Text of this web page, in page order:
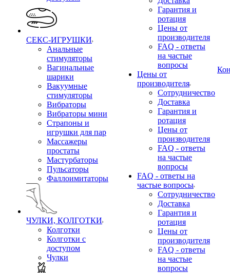
СЕКС-ИГРУШКИ
Анальные
стимуляторы
Вагинальные
шарики
Вакуумные
стимуляторы
Вибраторы
Вибраторы мини
Страпоны и
игрушки для пар
Массажеры
простаты
Мастурбаторы
Пульсаторы
Фаллоимитаторы
ЧУЛКИ, КОЛГОТКИ
Колготки
Колготки с
доступом
Чулки
Гарантия и
ротация
Цены от
производителя
FAQ - ответы
на частые
вопросы
Цены от
производителя
Сотрудничество
Доставка
Гарантия и
ротация
Цены от
производителя
FAQ - ответы
на частые
вопросы
FAQ - ответы на
частые вопросы
Сотрудничество
Доставка
Гарантия и
ротация
Цены от
производителя
FAQ - ответы
на частые
вопросы